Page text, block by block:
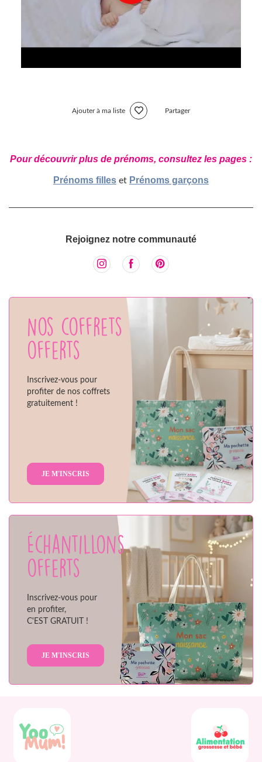
Ajouter à ma liste Partager
Pour découvrir plus de prénoms, consultez les pages :
Prénoms filles et Prénoms garçons
Rejoignez notre communauté
Nos coffrets
offerts
Inscrivez-vous pour
profiter de nos coffrets
gratuitement !
JE M'INSCRIS
Échantillons
offerts
Inscrivez-vous pour
en profiter,
C'EST GRATUIT !
JE M'INSCRIS